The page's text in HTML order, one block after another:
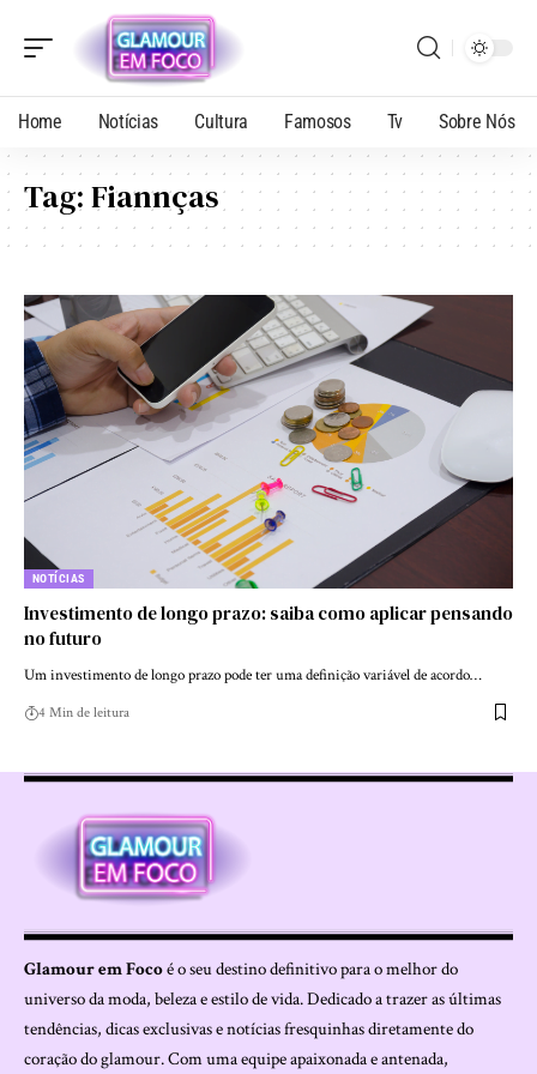
Home Notícias Cultura Famosos Tv Sobre Nós
Tag:Fiannças
NOTÍCIAS
Investimento de longo prazo: saiba como aplicar pensando
no futuro
Um investimento de longo prazo pode ter uma definição variável de acordo…
4 Min de leitura
Glamour em Focoé o seu destino definitivo para o melhor do
universo da moda, beleza e estilo de vida. Dedicado a trazer as últimas
tendências, dicas exclusivas e notícias fresquinhas diretamente do
coração do glamour. Com uma equipe apaixonada e antenada,